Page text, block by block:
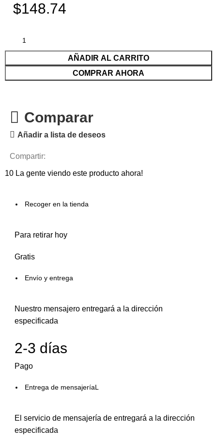
$148.74
AÑADIR AL CARRITO
COMPRAR AHORA
Comparar
Añadir a lista de deseos
Compartir:
10 La gente viendo este producto ahora!
Recoger en la tienda
Para retirar hoy
Gratis
Envío y entrega
Nuestro mensajero entregará a la dirección
especificada
2-3 días
Pago
Entrega de mensajeríaL
El servicio de mensajería de entregará a la dirección
especificada